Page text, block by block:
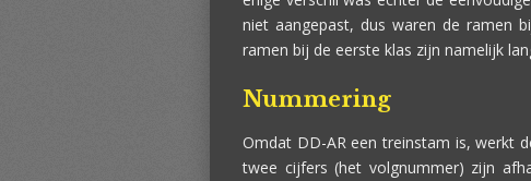
niet aangepast, dus waren de ramen
ramen bij de eerste klas zijn namelijk
Nummering
Omdat DD-AR een treinstam is, werkt
twee cijfers (het volgnummer) zijn